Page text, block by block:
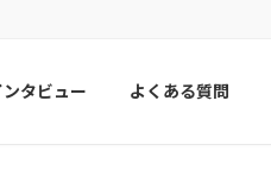
タビュー よくある質問